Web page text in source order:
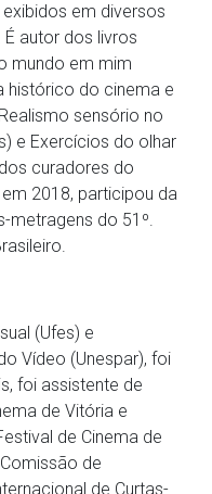
em diversos
autor dos livros
mundo em mim
histórico do cinema e
sensório no
e Exercícios do olhar
curadores do
2018, participou da
metragens do 51º.
(Ufes) e
Vídeo (Unespar), foi
foi assistente de
de Vitória e
de Cinema de
de
de Curtas-